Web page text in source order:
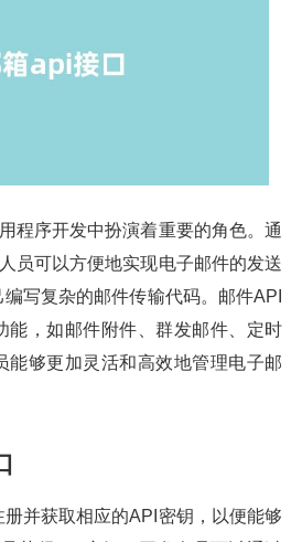
程序开发中扮演着重要的角色。通
员可以方便地实现电子邮件的发送
写复杂的邮件传输代码。邮件API
能，如邮件附件、群发邮件、定时
能够更加灵活和高效地管理电子邮
并获取相应的API密钥，以便能够